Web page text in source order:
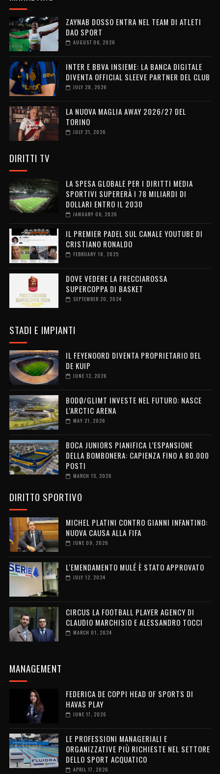
ZAYNAB DOSSO ENTRA NEL TEAM DI ATLETI
DAO SPORT
AUGUST 06, 2026
INTER E BBVA INSIEME: LA BANCA DIGITALE
DIVENTA OFFICIAL SLEEVE PARTNER DEL CLUB
JULY 28, 2026
LA NUOVA MAGLIA AWAY 2026/27 DEL
TORINO
JULY 21, 2026
DIRITTI TV
LA SPESA GLOBALE PER I DIRITTI MEDIA
SPORTIVI SUPERERÀ I 78 MILIARDI DI
DOLLARI ENTRO IL 2030
JANUARY 06, 2026
IL PREMIER PADEL SUL CANALE YOUTUBE DI
CRISTIANO RONALDO
FEBRUARY 18, 2025
DOVE VEDERE LA FRECCIAROSSA
SUPERCOPPA DI BASKET
SEPTEMBER 20, 2024
STADI E IMPIANTI
IL FEYENOORD DIVENTA PROPRIETARIO DEL
DE KUIP
JUNE 12, 2026
BODØ/GLIMT INVESTE NEL FUTURO: NASCE
L’ARCTIC ARENA
MAY 21, 2026
BOCA JUNIORS PIANIFICA L’ESPANSIONE
DELLA BOMBONERA: CAPIENZA FINO A 80.000
POSTI
MARCH 15, 2026
DIRITTO SPORTIVO
MICHEL PLATINI CONTRO GIANNI INFANTINO:
NUOVA CAUSA ALLA FIFA
JUNE 09, 2026
L'EMENDAMENTO MULÉ È STATO APPROVATO
JULY 12, 2024
CIRCUS LA FOOTBALL PLAYER AGENCY DI
CLAUDIO MARCHISIO E ALESSANDRO TOCCI
MARCH 01, 2024
MANAGEMENT
FEDERICA DE COPPI HEAD OF SPORTS DI
HAVAS PLAY
JUNE 17, 2026
LE PROFESSIONI MANAGERIALI E
ORGANIZZATIVE PIÙ RICHIESTE NEL SETTORE
DELLO SPORT ACQUATICO
APRIL 17, 2026